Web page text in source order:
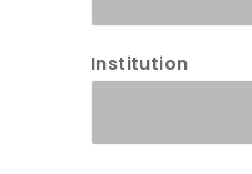
Institution